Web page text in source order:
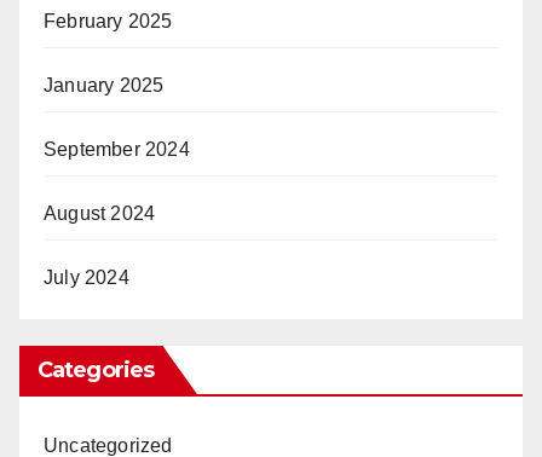
February 2025
January 2025
September 2024
August 2024
July 2024
Categories
Uncategorized